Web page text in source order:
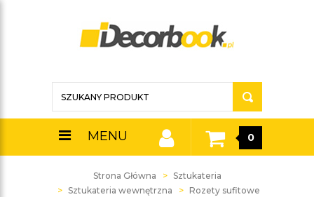
MENU 0
Strona Główna
Sztukateria
Sztukateria wewnętrzna
Rozety sufitowe